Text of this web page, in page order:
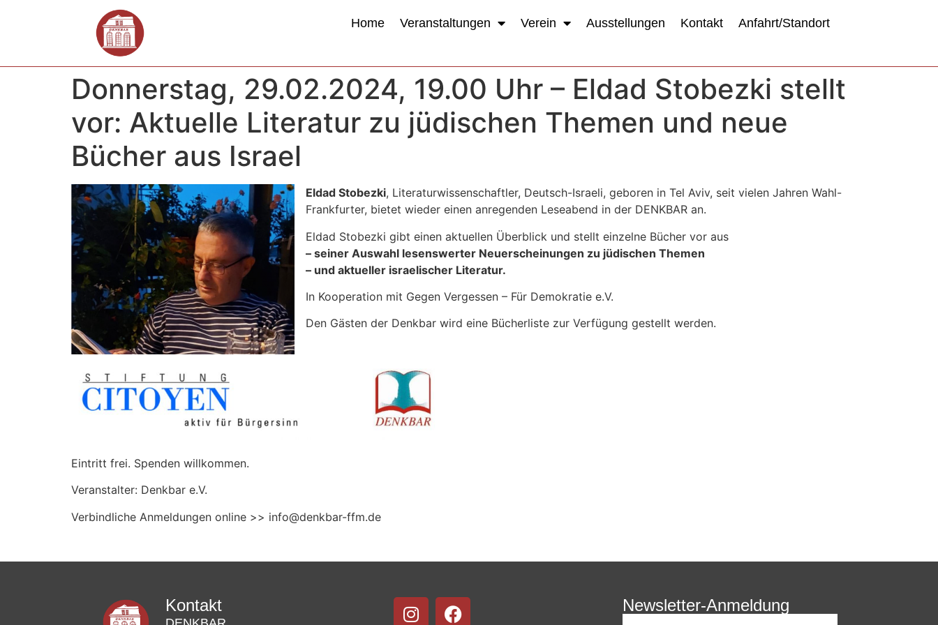
Home Veranstaltungen Verein Ausstellungen Kontakt Anfahrt/Standort
Donnerstag, 29.02.2024, 19.00 Uhr – Eldad Stobezki stellt
vor: Aktuelle Literatur zu jüdischen Themen und neue
Bücher aus Israel
Eldad Stobezki, Literaturwissenschaftler, Deutsch-Israeli, geboren in Tel Aviv, seit vielen Jahren Wahl-
Frankfurter, bietet wieder einen anregenden Leseabend in der DENKBAR an.
Eldad Stobezki gibt einen aktuellen Überblick und stellt einzelne Bücher vor aus
– seiner Auswahl lesenswerter Neuerscheinungen zu jüdischen Themen
– und aktueller israelischer Literatur.
In Kooperation mit Gegen Vergessen – Für Demokratie e.V.
Den Gästen der Denkbar wird eine Bücherliste zur Verfügung gestellt werden.
Eintritt frei. Spenden willkommen.
Veranstalter: Denkbar e.V.
Verbindliche Anmeldungen online >> info@denkbar-ffm.de
Kontakt Newsletter-Anmeldung